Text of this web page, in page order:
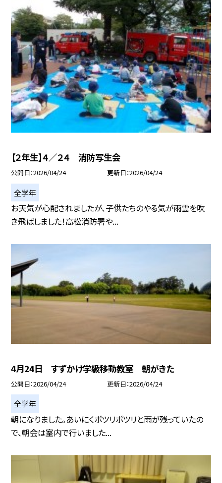
【２年生】４／２４ 消防写生会
公開日 2026/04/24 更新日 2026/04/24
全学年
お天気が心配されましたが、子供たちのやる気が雨雲を吹
き飛ばしました！高松消防署や...
4月24日 すずかけ学級移動教室 朝がきた
公開日 2026/04/24 更新日 2026/04/24
全学年
朝になりました。あいにくポツリポツリと雨が残っていたの
で、朝会は室内で行いました...